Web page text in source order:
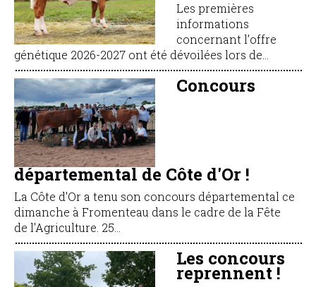
Les premières
informations
concernant l’offre
génétique 2026-2027 ont été dévoilées lors de...
Concours
départemental de Côte d'Or !
La Côte d'Or a tenu son concours départemental ce
dimanche à Fromenteau dans le cadre de la Fête
de l'Agriculture. 25...
Les concours
reprennent !